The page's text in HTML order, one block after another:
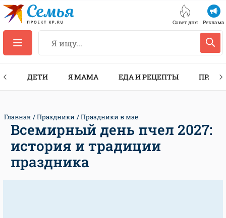
Совет дня Реклама
ДЕТИ Я МАМА ЕДА И РЕЦЕПТЫ
Главная Праздники Праздники в мае
Всемирный день пчел 2027:
история и традиции
праздника